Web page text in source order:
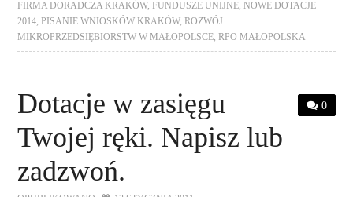
FIRMA DORADCZA KRAKÓW, FUNDUSZE UNIJNE,NOWE DOTACJE
2014, PISANIE WNIOSKÓW KRAKÓW, ROZWÓJ
MIKROPRZEDSIĘBIORSTW W MAŁOPOLSCE, RPO MAŁOPOLSKA
0
Dotacje w zasięgu
Twojej ręki. Napisz lub
zadzwoń.